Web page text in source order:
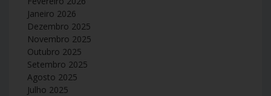
Janeiro 2026
Dezembro 2025
Novembro 2025
Outubro 2025
Setembro 2025
Agosto 2025
Julho 2025